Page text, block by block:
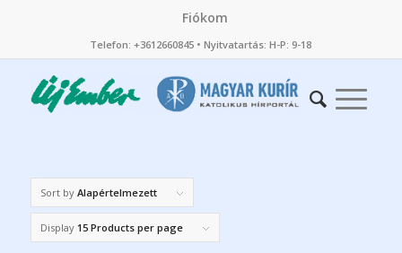
Fiókom
Telefon: +3612660845 • Nyitvatartás: H-P: 9-18
Sort by Alapértelmezett
Display 15 Products per page